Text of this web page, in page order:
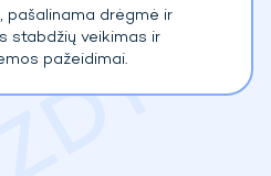
pašalinama drėgmė ir
stabdžių veikimas ir
pažeidimai.